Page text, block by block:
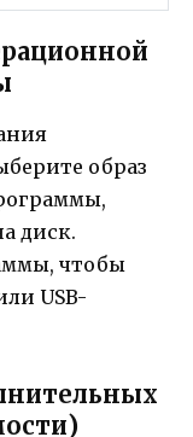
образ
диск.
чтобы
USB-